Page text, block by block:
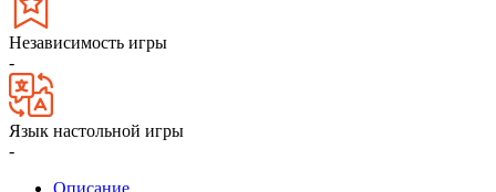
Независимость игры
-
Язык настольной игры
-
Описание